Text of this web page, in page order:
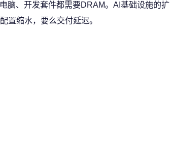
脑、开发套件都需要DRAM。AI基础设施的扩
置缩水，要么交付延迟。